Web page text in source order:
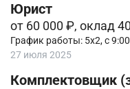
Юрист
от 60 000 ₽, оклад
График работы: 5х2, с
27 июля 2025
Комплектовщик